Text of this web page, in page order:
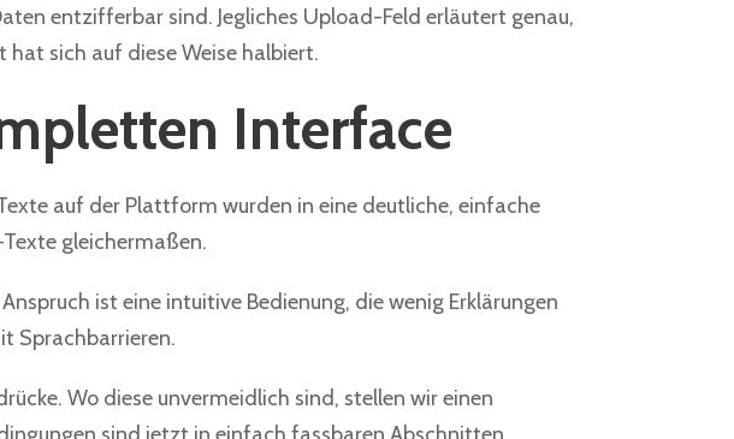
entzifferbar sind. Jegliches Upload-Feld erläutert genau,
hat sich auf diese Weise halbiert.
Interface
auf der Plattform wurden in eine deutliche, einfache
gleichermaßen.
ist eine intuitive Bedienung, die wenig Erklärungen
Sprachbarrieren.
Wo diese unvermeidlich sind, stellen wir einen